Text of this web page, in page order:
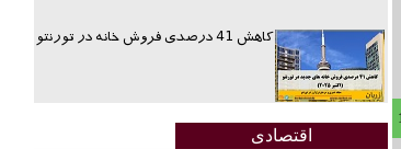
کاهش 41 درصدی فروش خانه در تورنتو
اقتصادی